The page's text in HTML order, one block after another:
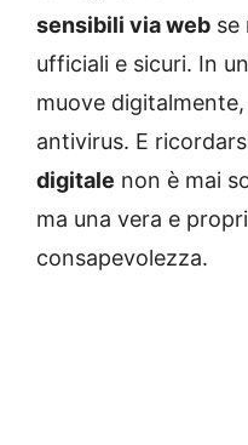
sensibili via web se
ufficiali e sicuri. In
muove digitalmente,
antivirus. E
digitale non è mai
ma una vera e
consapevolezza.